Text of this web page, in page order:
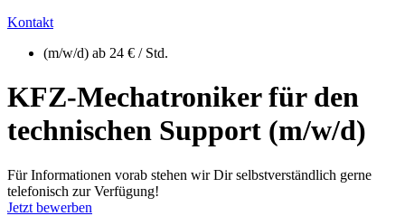
Kontakt
(m/w/d) ab 24 € / Std.
KFZ-Mechatroniker für den
technischen Support (m/w/d)
Für Informationen vorab stehen wir Dir selbstverständlich gerne
telefonisch zur Verfügung!
Jetzt bewerben